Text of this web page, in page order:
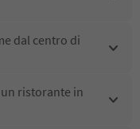
dal centro di
ristorante in